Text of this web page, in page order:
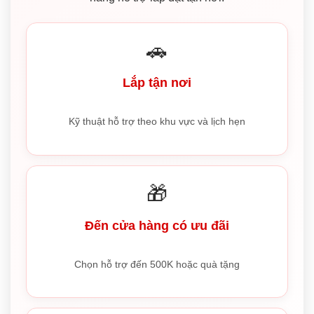
🚗
Lắp tận nơi
Kỹ thuật hỗ trợ theo khu vực và lịch hẹn
🎁
Đến cửa hàng có ưu đãi
Chọn hỗ trợ đến 500K hoặc quà tặng